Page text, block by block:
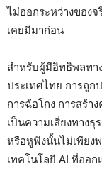
ไม่ออกระหว่างของ
เคยมีมาก่อน
สำหรับผู้มีอิทธิพลทา
ประเทศไทย การถูก
การฉ้อโกง การสร้า
เป็นความเสี่ยงทาง
หรือหูฟังนั้นไม่เพียง
เทคโนโลยี AI ที่ออ